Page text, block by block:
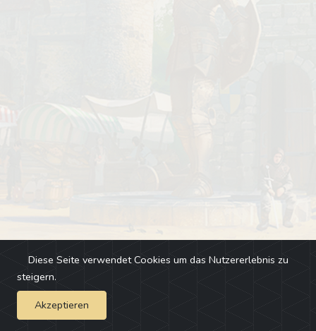
Impressum - Changelog
Diese Seite verwendet Cookies um das Nutzererlebnis zu
steigern.
Akzeptieren